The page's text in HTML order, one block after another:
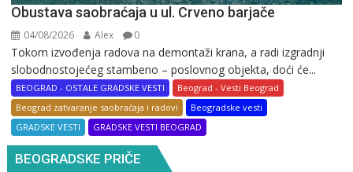
Obustava saobraćaja u ul. Crveno barjače
04/08/2026 Alex 0
Tokom izvođenja radova na demontaži krana, a radi izgradnji
slobodnostojećeg stambeno – poslovnog objekta, doći će...
BEOGRAD - OSTALE GRADSKE VESTI
Beograd - Vesti Beograd
Beograd zatvaranje saobraćaja i radovi
Beogradske vesti
GRADSKE VESTI
GRADSKE VESTI BEOGRAD
BEOGRADSKE PRIČE